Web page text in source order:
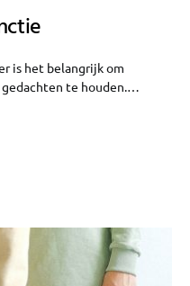
is het belangrijk om
te houden.…